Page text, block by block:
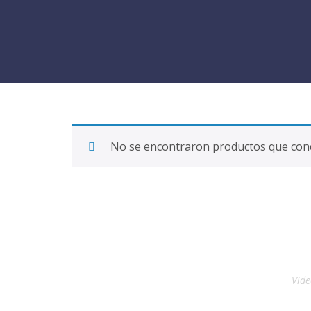
No se encontraron productos que